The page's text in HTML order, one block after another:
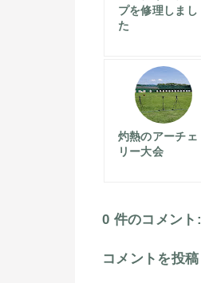
プを修理しまし
た
灼熱のアーチェ
リー大会
0 件のコメント:
コメントを投稿